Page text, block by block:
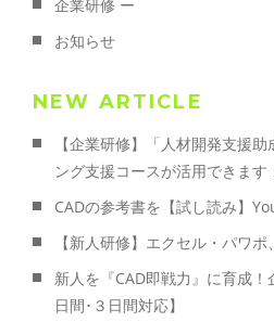
企業研修 ー
お知らせ
NEW ARTICLE
【企業研修】「人材開発支援
ング支援コースが活用できます
CADの参考書を【試し読み】
【新人研修】エクセル・パワポ
新人を『CAD即戦力』に育成
日間･３日間対応】